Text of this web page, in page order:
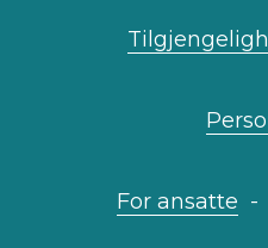
For ansatte -